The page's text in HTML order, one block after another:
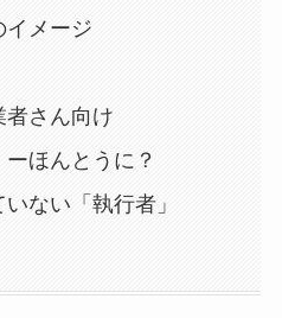
イメージ
者さん向け
ーほんとうに？
ない「執行者」